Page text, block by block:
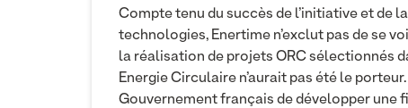
Compte tenu du succès de l’initiative et de
technologies, Enertime n’exclut pas de se
la réalisation de projets ORC sélectionnés
Energie Circulaire n’aurait pas été le
Gouvernement français de développer une